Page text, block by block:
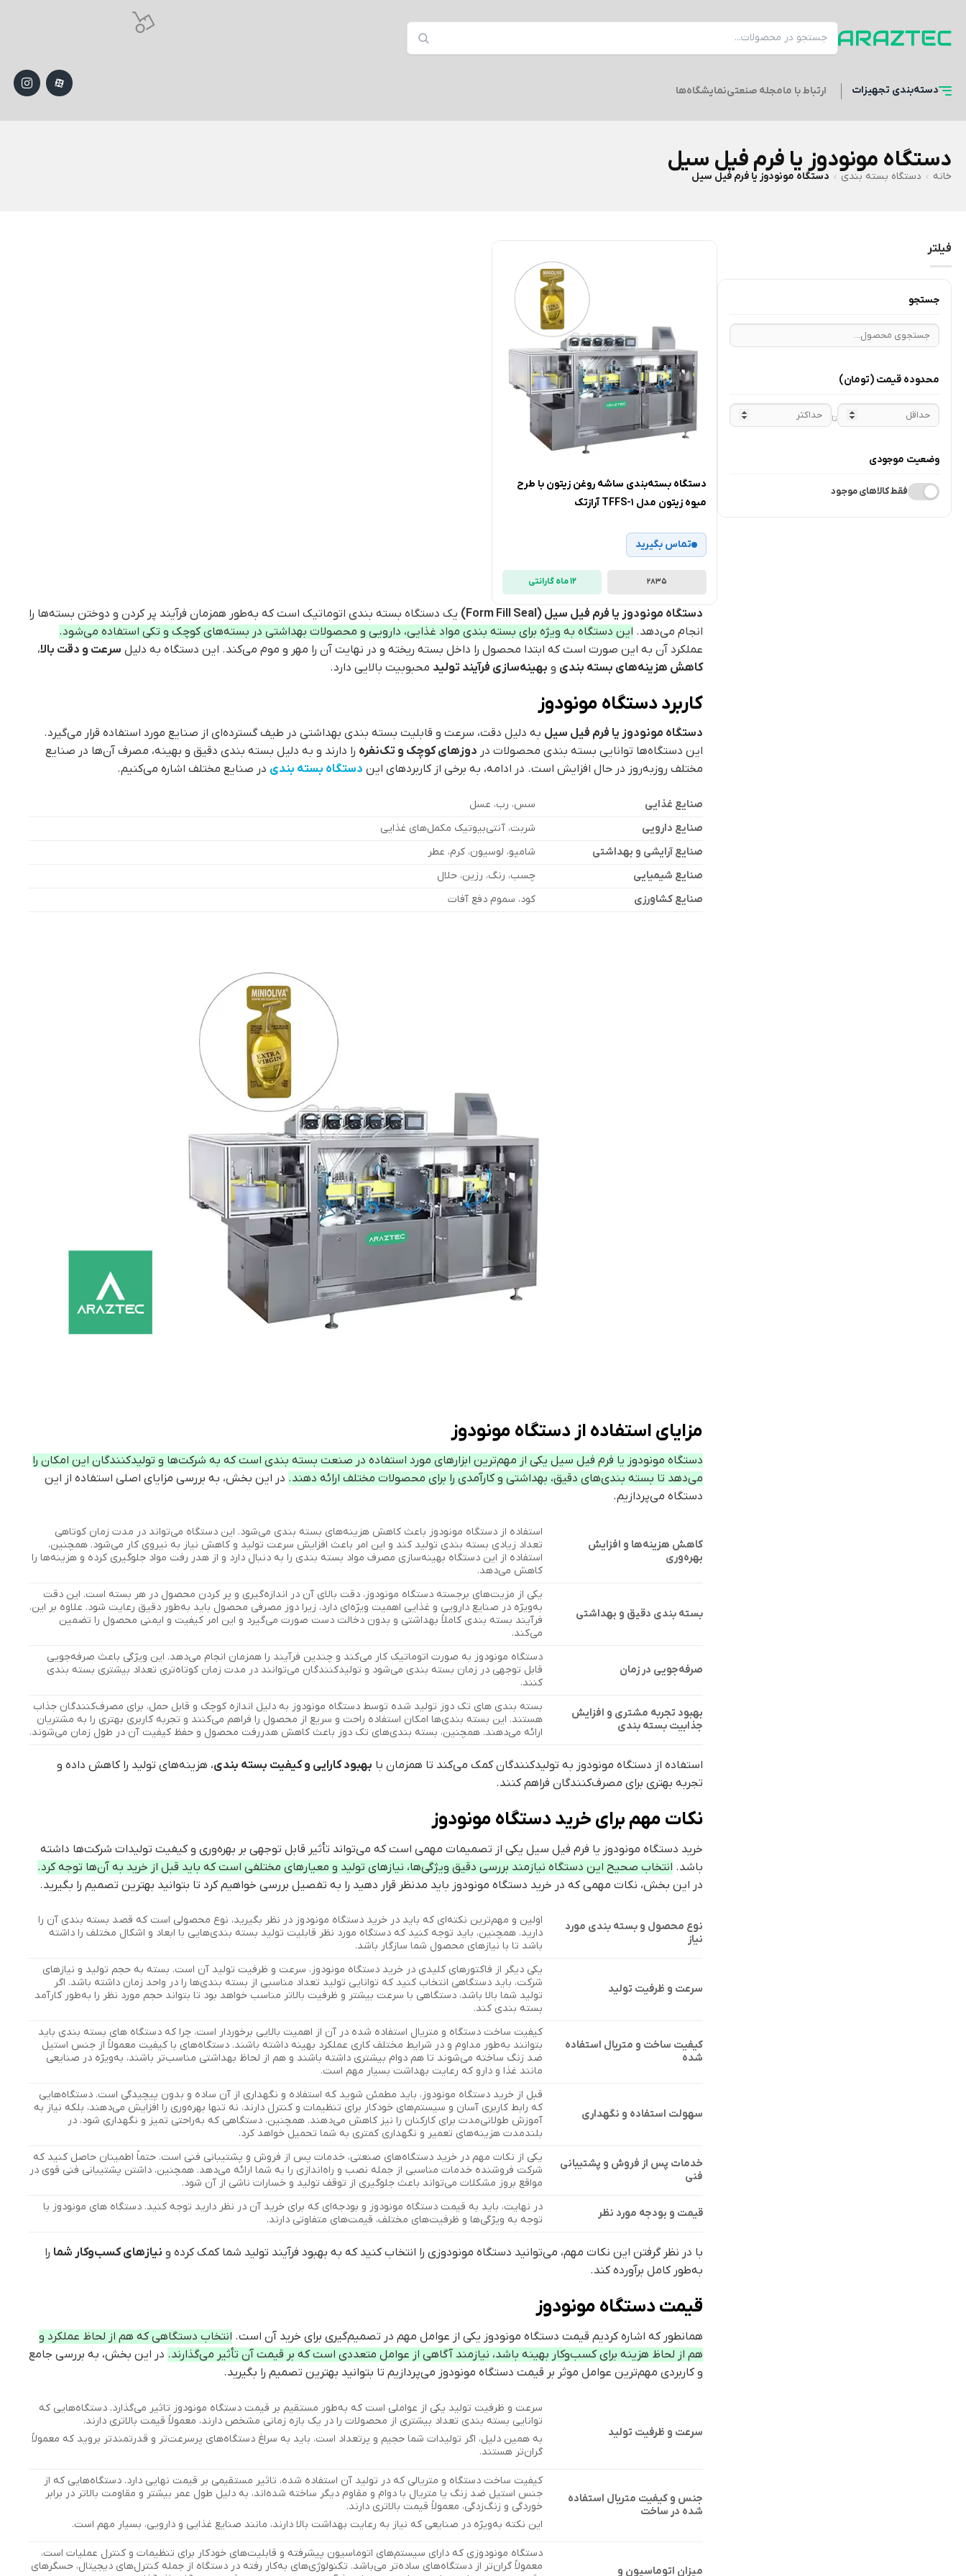
دسته‌بندی تجهیزات ارتباط با مامجله صنعتینمایشگاه‌ها
دستگاه مونودوز یا فرم فیل سیل
خانه دستگاه بسته بندی دستگاه مونودوز یا فرم فیل سیل
فیلتر
جستجو
محدوده قیمت(تومان)
تا
وضعیت موجودی
فقط کالاهای موجود
دستگاه بسته‌بندی ساشه روغن زیتون با طرح
میوه زیتون مدل TFFS-1 آرازتک
تماس بگیرید
2835 12 ماه گارانتی
دستگاه مونودوز یا فرم فیل سیل (Form Fill Seal)
یک دستگاه بسته بندی اتوماتیک است که به‌طور همزمان فرآیند پر کردن و دوختن بسته‌ها را
انجام می‌دهد. این دستگاه به ویژه برای بسته بندی مواد غذایی، دارویی و محصولات بهداشتی در بسته‌های کوچک و تکی استفاده می‌شود.
عملکرد آن به این صورت است که ابتدا محصول را داخل بسته ریخته و در نهایت آن را مهر و موم می‌کند. این دستگاه به دلیل سرعت و دقت بالا،
کاهش هزینه‌های بسته بندی و بهینه‌سازی فرآیند تولید محبوبیت بالایی دارد.
کاربرد دستگاه مونودوز
دستگاه مونودوز یا فرم فیل سیل به دلیل دقت، سرعت و قابلیت بسته بندی بهداشتی در طیف گسترده‌ای از صنایع مورد استفاده قرار می‌گیرد.
این دستگاه‌ها توانایی بسته بندی محصولات در دوزهای کوچک و تک‌نفره را دارند و به دلیل بسته بندی دقیق و بهینه، مصرف آن‌ها در صنایع
مختلف روزبه‌روز در حال افزایش است. در ادامه، به برخی از کاربردهای این دستگاه بسته بندی در صنایع مختلف اشاره می‌کنیم.
صنایع غذایی
سس، رب، عسل
صنایع دارویی
شربت، آنتی‌بیوتیک مکمل‌های غذایی
صنایع آرایشی و بهداشتی
شامپو، لوسیون، کرم، عطر
صنایع شیمیایی
چسب، رنگ، رزین، حلال
صنایع کشاورزی
کود، سموم دفع آفات
مزایای استفاده از دستگاه مونودوز
دستگاه مونودوز یا فرم فیل سیل یکی از مهم‌ترین ابزارهای مورد استفاده در صنعت بسته بندی است که به شرکت‌ها و تولیدکنندگان این امکان را
می‌دهد تا بسته بندی‌های دقیق، بهداشتی و کارآمدی را برای محصولات مختلف ارائه دهند. در این بخش، به بررسی مزایای اصلی استفاده از این
دستگاه می‌پردازیم.
کاهش هزینه‌ها و افزایش
بهره‌وری
استفاده از دستگاه مونودوز باعث کاهش هزینه‌های بسته بندی می‌شود. این دستگاه می‌تواند در مدت زمان کوتاهی
تعداد زیادی بسته بندی تولید کند و این امر باعث افزایش سرعت تولید و کاهش نیاز به نیروی کار می‌شود. همچنین،
استفاده از این دستگاه بهینه‌سازی مصرف مواد بسته بندی را به دنبال دارد و از هدر رفت مواد جلوگیری کرده و هزینه‌ها را
کاهش می‌دهد.
بسته بندی دقیق و بهداشتی
یکی از مزیت‌های برجسته دستگاه مونودوز، دقت بالای آن در اندازه‌گیری و پر کردن محصول در هر بسته است. این دقت
به‌ویژه در صنایع دارویی و غذایی اهمیت ویژه‌ای دارد، زیرا دوز مصرفی محصول باید به‌طور دقیق رعایت شود. علاوه بر این،
فرآیند بسته بندی کاملاً بهداشتی و بدون دخالت دست صورت می‌گیرد و این امر کیفیت و ایمنی محصول را تضمین
می‌کند.
صرفه‌جویی در زمان
دستگاه مونودوز به صورت اتوماتیک کار می‌کند و چندین فرآیند را همزمان انجام می‌دهد. این ویژگی باعث صرفه‌جویی
قابل توجهی در زمان بسته بندی می‌شود و تولیدکنندگان می‌توانند در مدت زمان کوتاه‌تری تعداد بیشتری بسته بندی
کنند.
بهبود تجربه مشتری و افزایش
جذابیت بسته بندی
بسته بندی های تک دوز تولید شده توسط دستگاه مونودوز به دلیل اندازه کوچک و قابل حمل، برای مصرف‌کنندگان جذاب
هستند. این بسته بندی‌ها امکان استفاده راحت و سریع از محصول را فراهم می‌کنند و تجربه کاربری بهتری را به مشتریان
ارائه می‌دهند. همچنین، بسته بندی‌های تک دوز باعث کاهش هدررفت محصول و حفظ کیفیت آن در طول زمان می‌شوند.
استفاده از دستگاه مونودوز به تولیدکنندگان کمک می‌کند تا همزمان با بهبود کارایی و کیفیت بسته بندی، هزینه‌های تولید را کاهش داده و
تجربه بهتری برای مصرف‌کنندگان فراهم کنند.
نکات مهم برای خرید دستگاه مونودوز
خرید دستگاه مونودوز یا فرم فیل سیل یکی از تصمیمات مهمی است که می‌تواند تأثیر قابل توجهی بر بهره‌وری و کیفیت تولیدات شرکت‌ها داشته
باشد. انتخاب صحیح این دستگاه نیازمند بررسی دقیق ویژگی‌ها، نیازهای تولید و معیارهای مختلفی است که باید قبل از خرید به آن‌ها توجه کرد.
در این بخش، نکات مهمی که در خرید دستگاه مونودوز باید مدنظر قرار دهید را به تفصیل بررسی خواهیم کرد تا بتوانید بهترین تصمیم را بگیرید.
نوع محصول و بسته بندی مورد
نیاز
اولین و مهم‌ترین نکته‌ای که باید در خرید دستگاه مونودوز در نظر بگیرید، نوع محصولی است که قصد بسته بندی آن را
دارید. همچنین، باید توجه کنید که دستگاه مورد نظر قابلیت تولید بسته بندی‌هایی با ابعاد و اشکال مختلف را داشته
باشد تا با نیازهای محصول شما سازگار باشد.
سرعت و ظرفیت تولید
یکی دیگر از فاکتورهای کلیدی در خرید دستگاه مونودوز، سرعت و ظرفیت تولید آن است. بسته به حجم تولید و نیازهای
شرکت، باید دستگاهی انتخاب کنید که توانایی تولید تعداد مناسبی از بسته بندی‌ها را در واحد زمان داشته باشد. اگر
تولید شما بالا باشد، دستگاهی با سرعت بیشتر و ظرفیت بالاتر مناسب خواهد بود تا بتواند حجم مورد نظر را به‌طور کارآمد
بسته بندی کند.
کیفیت ساخت و متریال استفاده
شده
کیفیت ساخت دستگاه و متریال استفاده شده در آن از اهمیت بالایی برخوردار است، چرا که دستگاه های بسته بندی باید
بتوانند به‌طور مداوم و در شرایط مختلف کاری عملکرد بهینه داشته باشند. دستگاه‌های با کیفیت معمولاً از جنس استیل
ضد زنگ ساخته می‌شوند تا هم دوام بیشتری داشته باشند و هم از لحاظ بهداشتی مناسب‌تر باشند، به‌ویژه در صنایعی
مانند غذا و دارو که رعایت بهداشت بسیار مهم است.
سهولت استفاده و نگهداری
قبل از خرید دستگاه مونودوز، باید مطمئن شوید که استفاده و نگهداری از آن ساده و بدون پیچیدگی است. دستگاه‌هایی
که رابط کاربری آسان و سیستم‌های خودکار برای تنظیمات و کنترل دارند، نه تنها بهره‌وری را افزایش می‌دهند، بلکه نیاز به
آموزش طولانی‌مدت برای کارکنان را نیز کاهش می‌دهند. همچنین، دستگاهی که به‌راحتی تمیز و نگهداری شود، در
بلندمدت هزینه‌های تعمیر و نگهداری کمتری به شما تحمیل خواهد کرد.
خدمات پس از فروش و پشتیبانی
فنی
یکی از نکات مهم در خرید دستگاه‌های صنعتی، خدمات پس از فروش و پشتیبانی فنی است. حتماً اطمینان حاصل کنید که
شرکت فروشنده خدمات مناسبی از جمله نصب و راه‌اندازی را به شما ارائه می‌دهد. همچنین، داشتن پشتیبانی فنی قوی در
مواقع بروز مشکلات می‌تواند باعث جلوگیری از توقف تولید و خسارات ناشی از آن شود.
قیمت و بودجه مورد نظر
در نهایت، باید به قیمت دستگاه مونودوز و بودجه‌ای که برای خرید آن در نظر دارید توجه کنید. دستگاه های مونودوز با
توجه به ویژگی‌ها و ظرفیت‌های مختلف، قیمت‌های متفاوتی دارند.
با در نظر گرفتن این نکات مهم، می‌توانید دستگاه مونودوزی را انتخاب کنید که به بهبود فرآیند تولید شما کمک کرده و نیازهای کسب‌وکار شما را
به‌طور کامل برآورده کند.
قیمت دستگاه مونودوز
همانطور که اشاره کردیم قیمت دستگاه مونودوز یکی از عوامل مهم در تصمیم‌گیری برای خرید آن است. انتخاب دستگاهی که هم از لحاظ عملکرد و
هم از لحاظ هزینه برای کسب‌وکار بهینه باشد، نیازمند آگاهی از عوامل متعددی است که بر قیمت آن تأثیر می‌گذارند. در این بخش، به بررسی جامع
و کاربردی مهم‌ترین عوامل موثر بر قیمت دستگاه مونودوز می‌پردازیم تا بتوانید بهترین تصمیم را بگیرید.
سرعت و ظرفیت تولید
سرعت و ظرفیت تولید یکی از عواملی است که به‌طور مستقیم بر قیمت دستگاه مونودوز تاثیر می‌گذارد. دستگاه‌هایی که
توانایی بسته بندی تعداد بیشتری از محصولات را در یک بازه زمانی مشخص دارند، معمولاً قیمت بالاتری دارند.
به همین دلیل، اگر تولیدات شما حجیم و پرتعداد است، باید به سراغ دستگاه‌های پرسرعت‌تر و قدرتمندتر بروید که معمولاً
گران‌تر هستند.
جنس و کیفیت متریال استفاده
شده در ساخت
کیفیت ساخت دستگاه و متریالی که در تولید آن استفاده شده، تاثیر مستقیمی بر قیمت نهایی دارد. دستگاه‌هایی که از
جنس استیل ضد زنگ یا متریال با دوام و مقاوم دیگر ساخته شده‌اند، به دلیل طول عمر بیشتر و مقاومت بالاتر در برابر
خوردگی و زنگ‌زدگی، معمولاً قیمت بالاتری دارند.
این نکته به‌ویژه در صنایعی که نیاز به رعایت بهداشت بالا دارند، مانند صنایع غذایی و دارویی، بسیار مهم است.
میزان اتوماسیون و
دستگاه مونودوزی که دارای سیستم‌های اتوماسیون پیشرفته و قابلیت‌های خودکار برای تنظیمات و کنترل عملیات است،
معمولاً گران‌تر از دستگاه‌های ساده‌تر می‌باشد. تکنولوژی‌های به‌کار رفته در دستگاه از جمله کنترل‌های دیجیتال، حسگرهای